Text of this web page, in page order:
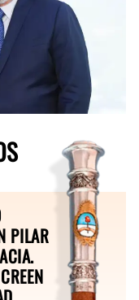
PILAR